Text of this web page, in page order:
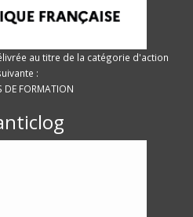
au titre de la catégorie d'action
:
DE FORMATION